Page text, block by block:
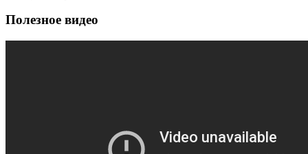
Полезное видео